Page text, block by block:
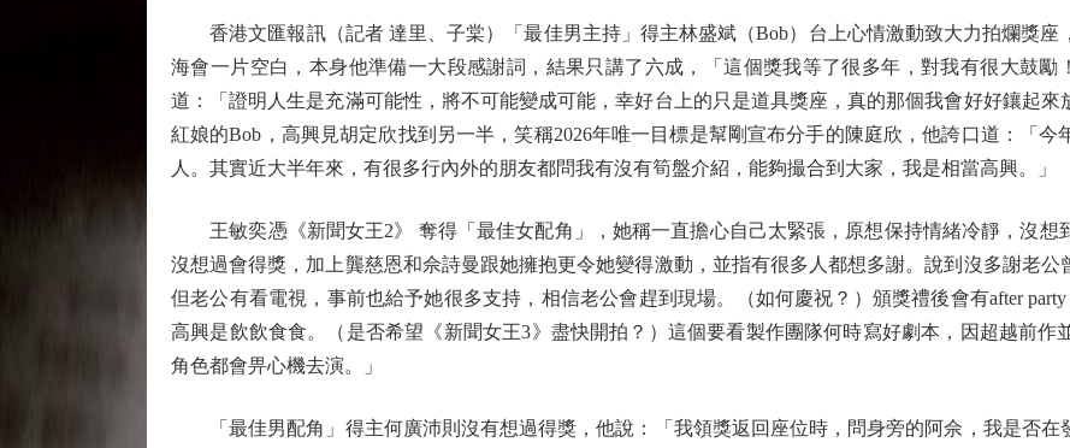
香港文匯報訊（記者 達里、子棠）「最佳男主持」得主林盛斌（Bob）台上心情激動致大力拍爛獎座
海會一片空白，本身他準備一大段感謝詞，結果只講了六成，「這個獎我等了很多年，對我有很大鼓勵
道：「證明人生是充滿可能性，將不可能變成可能，幸好台上的只是道具獎座，真的那個我會好好鑲起
紅娘的Bob，高興見胡定欣找到另一半，笑稱2026年唯一目標是幫剛宣布分手的陳庭欣，他誇口道：「
人。其實近大半年來，有很多行內外的朋友都問我有沒有筍盤介紹，能夠撮合到大家，我是相當高興。」
王敏奕憑《新聞女王2》 奪得「最佳女配角」，她稱一直擔心自己太緊張，原想保持情緒冷靜，沒想
沒想過會得獎，加上龔慈恩和佘詩曼跟她擁抱更令她變得激動，並指有很多人都想多謝。說到沒多謝老公
但老公有看電視，事前也給予她很多支持，相信老公會趕到現場。（如何慶祝？）頒獎禮後會有after
高興是飲飲食食。（是否希望《新聞女王3》盡快開拍？）這個要看製作團隊何時寫好劇本，因超越前作
角色都會畀心機去演。」
「最佳男配角」得主何廣沛則沒有想過得獎，他說：「我領獎返回座位時，問身旁的阿佘，我是否在